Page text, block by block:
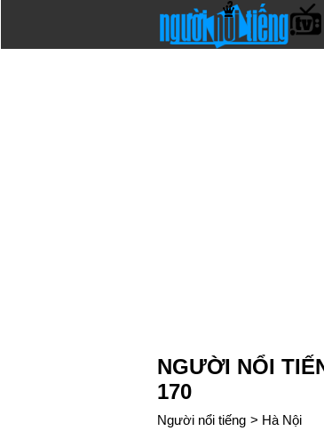
NGƯỜI NỔI
170
Người nổi tiếng > Hà Nội